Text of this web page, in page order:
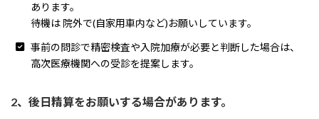
あります。
待機は 院外で(自家用車内など)お願いしています。
事前の問診で精密検査や入院加療が必要と判断した場合は、
高次医療機関への受診を提案します。
2、後日精算をお願いする場合があります。